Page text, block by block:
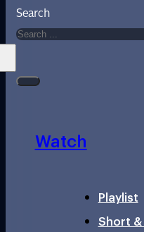
Search
Watch
Playlist
Short